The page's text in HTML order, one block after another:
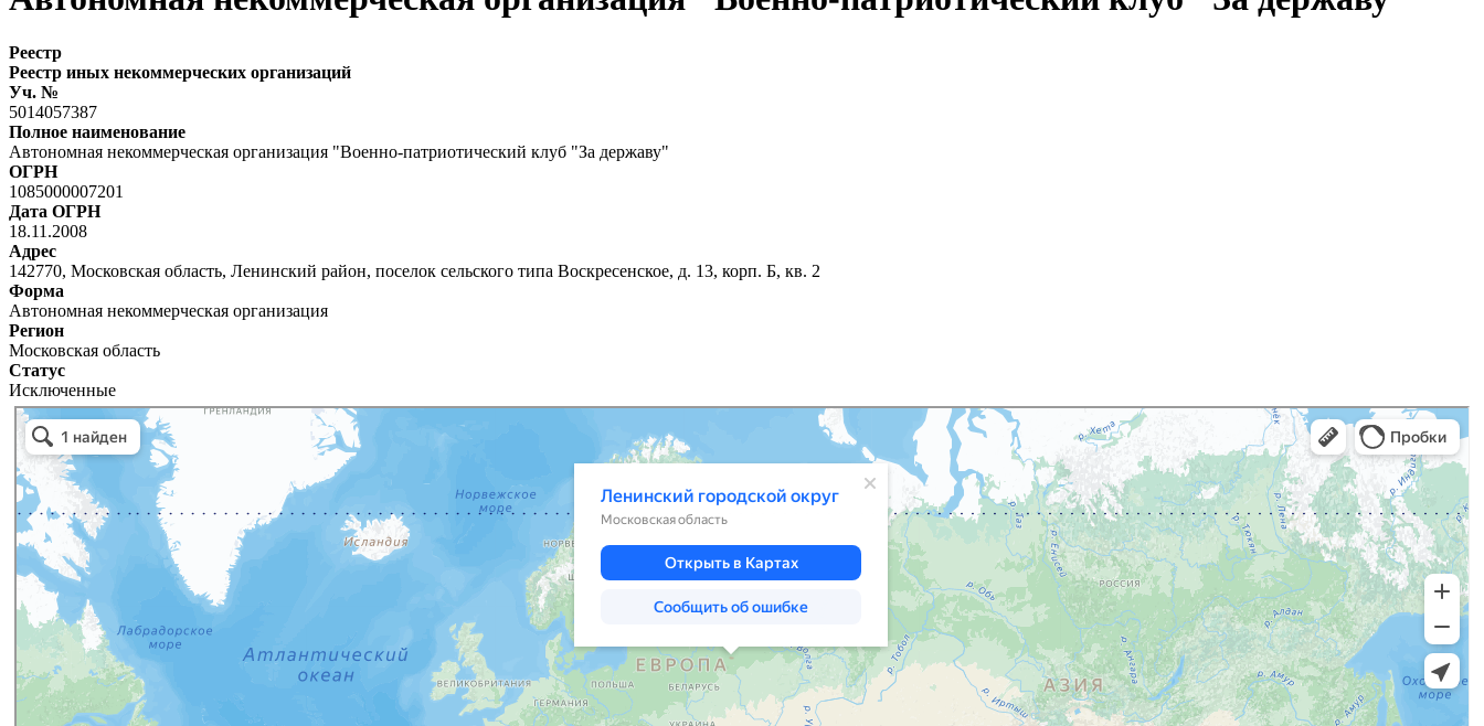
Реестр
Реестр иных некоммерческих организаций
Уч. №
5014057387
Полное наименование
Автономная некоммерческая организация "Военно-патриотический клуб "За державу"
ОГРН
1085000007201
Дата ОГРН
18.11.2008
Адрес
142770, Московская область, Ленинский район, поселок сельского типа Воскресенское, д. 13, корп. Б, кв. 2
Форма
Автономная некоммерческая организация
Регион
Московская область
Статус
Исключенные